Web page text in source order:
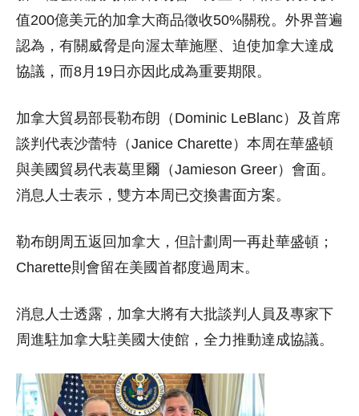
值200億美元的加拿大商品徵收50%關稅。外界普遍
認為，有關威脅是向渥太華施壓、迫使加拿大達成
協議，而8月19日亦因此成為重要期限。
加拿大貿易部長勒布朗（Dominic LeBlanc）及首席
談判代表沙蕾特（Janice Charette）本周在華盛頓
與美國貿易代表葛里爾（Jamieson Greer）會面。
消息人士表示，雙方本周已交換書面方案。
勒布朗周五返回加拿大，但計劃周一再赴華盛頓；
Charette則會留在美國首都度過周末。
消息人士透露，加拿大將有大批談判人員及專家下
周進駐加拿大駐美國大使館，全力推動達成協議。